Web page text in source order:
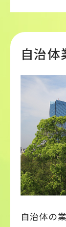
自治体
自治体の